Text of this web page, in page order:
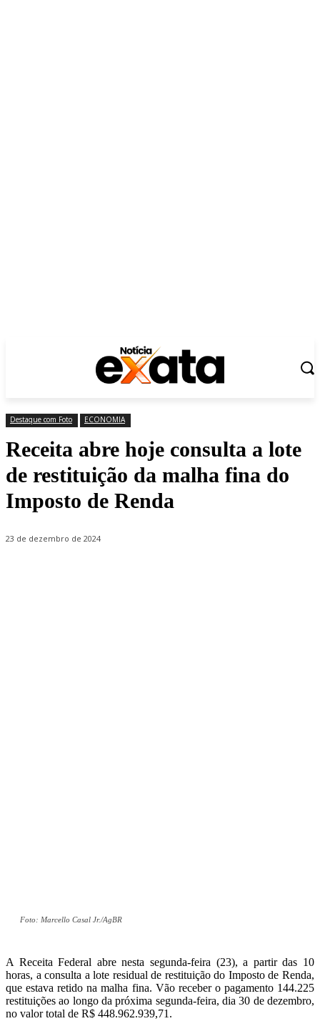
Destaque com Foto ECONOMIA
Receita abre hoje consulta a lote
de restituição da malha fina do
Imposto de Renda
23 de dezembro de 2024
Foto: Marcello Casal Jr./AgBR
A Receita Federal abre nesta segunda-feira (23), a partir das 10
horas, a consulta a lote residual de restituição do Imposto de Renda,
que estava retido na malha fina. Vão receber o pagamento 144.225
restituições ao longo da próxima segunda-feira, dia 30 de dezembro,
no valor total de R$ 448.962.939,71.